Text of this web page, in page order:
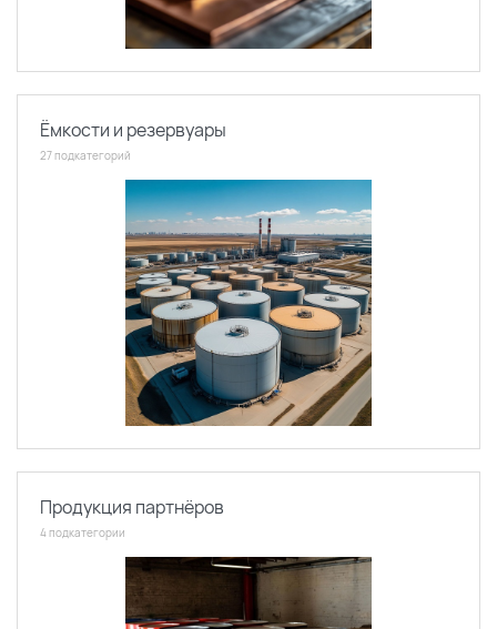
Ёмкости и резервуары
27 подкатегорий
Продукция партнёров
4 подкатегории